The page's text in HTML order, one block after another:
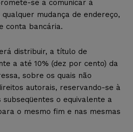
se a comunicar à
mudança de endereço,
conta bancária.
distribuir, a título de
a até 10% (dez por cento) da
sobre os quais não
autorais, reservando-se à
subseqüentes o equivalente a
o mesmo fim e nas mesmas